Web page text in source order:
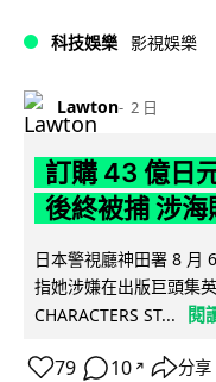
科技娛樂 影視娛樂
Lawton 2 日
訂購 43 億日
後終被捕 涉
日本警視廳神田署 8 月
指她涉嫌在出版巨頭集
CHARACTERS ST...
閱
79 10 ↗ 分享